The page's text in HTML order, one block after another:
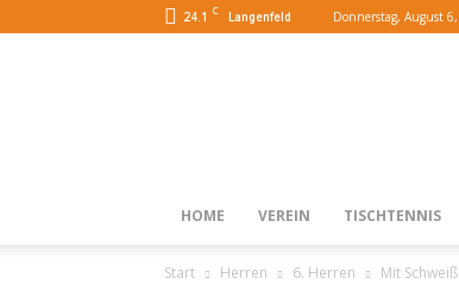
24.1 C
Langenfeld Donnerstag, August
HOME VEREIN TISCHTENNIS
Start Herren 6. Herren Mit